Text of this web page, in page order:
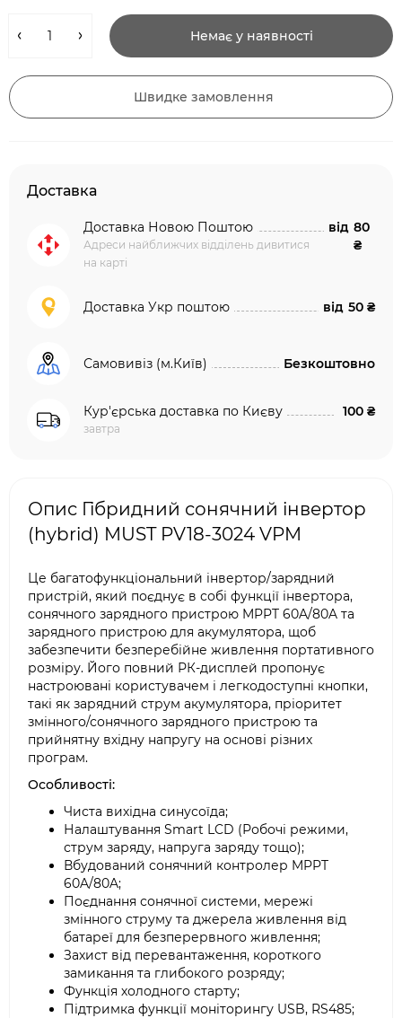
Немає у наявності
Швидке замовлення
Доставка
Доставка Новою Поштою
Адреси найближчих відділень дивитися
на карті
від 80
₴
Доставка Укр поштою від 50 ₴
Самовивіз (м.Київ) Безкоштовно
Кур'єрська доставка по Києву
завтра
100 ₴
Опис Гібридний сонячний інвертор
(hybrid) MUST PV18-3024 VPM
Це багатофункціональний інвертор/зарядний
пристрій, який поєднує в собі функції інвертора,
сонячного зарядного пристрою MPPT 60A/80A та
зарядного пристрою для акумулятора, щоб
забезпечити безперебійне живлення портативного
розміру. Його повний РК-дисплей пропонує
настроювані користувачем і легкодоступні кнопки,
такі як зарядний струм акумулятора, пріоритет
змінного/сонячного зарядного пристрою та
прийнятну вхідну напругу на основі різних
програм.
Особливості:
Чиста вихідна синусоїда;
Налаштування Smart LCD (Робочі режими,
струм заряду, напруга заряду тощо);
Вбудований сонячний контролер MPPT
60A/80A;
Поєднання сонячної системи, мережі
змінного струму та джерела живлення від
батареї для безперервного живлення;
Захист від перевантаження, короткого
замикання та глибокого розряду;
Функція холодного старту;
Підтримка функції моніторингу USB, RS485;